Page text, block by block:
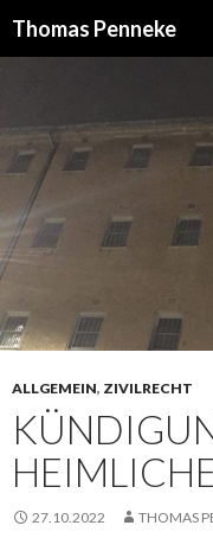
Thomas Penneke
ALLGEMEIN, ZIVILRECHT
27.10.2022 THOMAS